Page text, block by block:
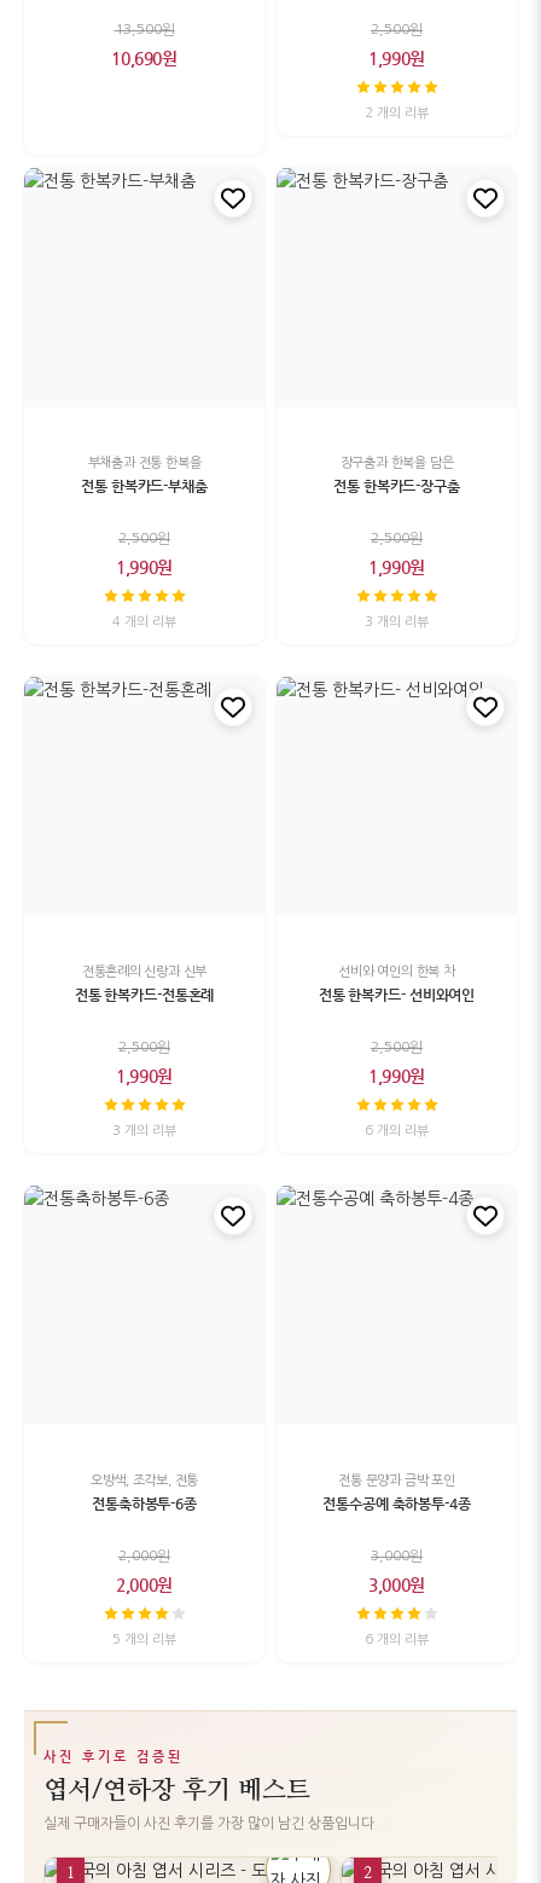
13,500원
10,690원
2,500원
1,990원
2 개의 리뷰
부채춤과 전통 한복을
전통 한복카드-부채춤
2,500원
1,990원
4 개의 리뷰
장구춤과 한복을 담은
전통 한복카드-장구춤
2,500원
1,990원
3 개의 리뷰
전통혼례의 신랑과 신부
전통 한복카드-전통혼례
2,500원
1,990원
3 개의 리뷰
선비와 여인의 한복 차
전통 한복카드- 선비와여인
2,500원
1,990원
6 개의 리뷰
오방색, 조각보, 전통
전통축하봉투-6종
2,000원
2,000원
5 개의 리뷰
전통 문양과 금박 포인
전통수공예 축하봉투-4종
3,000원
3,000원
6 개의 리뷰
사진 후기로 검증된
엽서/연하장 후기 베스트
실제 구매자들이 사진 후기를 가장 많이 남긴 상품입니다
1 2